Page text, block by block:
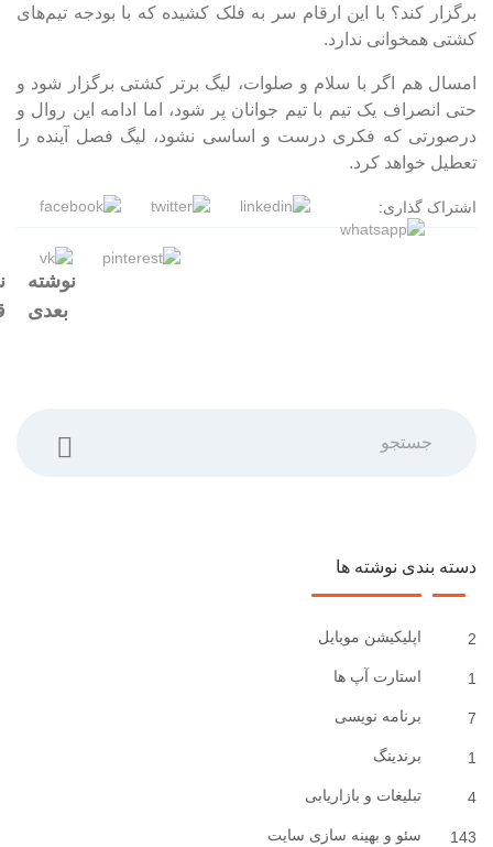
برگزار کند؟ با این ارقام سر به فلک کشیده که با بودجه تیم‌های
کشتی همخوانی ندارد.
امسال هم اگر با سلام و صلوات، لیگ برتر کشتی برگزار شود و
حتی انصراف یک تیم با تیم جوانان پر شود، اما ادامه این روال و
درصورتی که فکری درست و اساسی نشود، لیگ فصل آینده را
تعطیل خواهد کرد.
اشتراک گذاری:
نوشته
بعدی
دسته بندی نوشته ها
2 اپلیکیشن موبایل
1 استارت آپ ها
7 برنامه نویسی
1 برندینگ
4 تبلیغات و بازاریابی
143 سئو و بهینه سازی سایت